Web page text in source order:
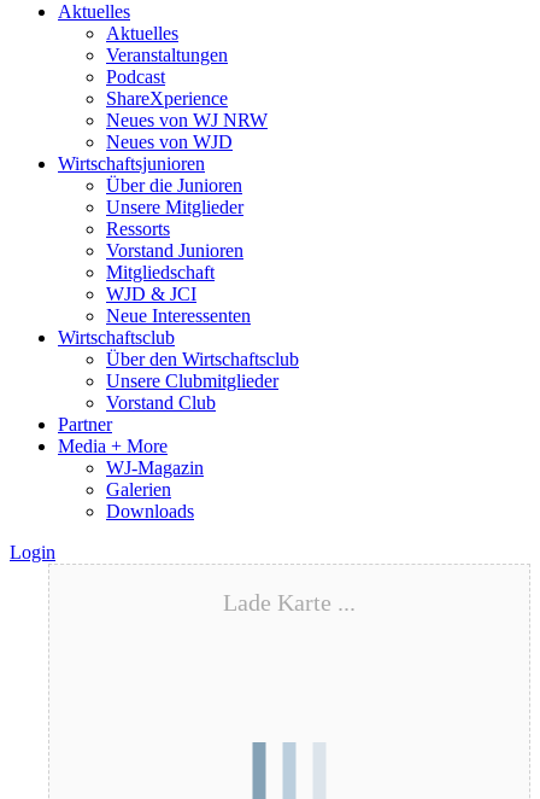
Aktuelles
Aktuelles
Veranstaltungen
Podcast
ShareXperience
Neues von WJ NRW
Neues von WJD
Wirtschaftsjunioren
Über die Junioren
Unsere Mitglieder
Ressorts
Vorstand Junioren
Mitgliedschaft
WJD & JCI
Neue Interessenten
Wirtschaftsclub
Über den Wirtschaftsclub
Unsere Clubmitglieder
Vorstand Club
Partner
Media + More
WJ-Magazin
Galerien
Downloads
Login
Lade Karte ...